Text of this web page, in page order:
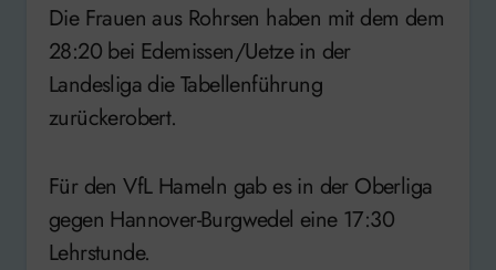
Die Frauen aus Rohrsen haben mit dem dem
28:20 bei Edemissen/Uetze in der
Landesliga die Tabellenführung
zurückerobert.
Für den VfL Hameln gab es in der Oberliga
gegen Hannover-Burgwedel eine 17:30
Lehrstunde.